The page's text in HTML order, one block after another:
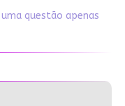
uma questão apenas